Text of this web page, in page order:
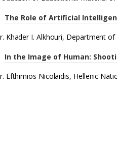
The Role of Artificial
Khader I. Alkhouri, Department
In the Image of Human:
Efthimios Nicolaidis, Hellenic